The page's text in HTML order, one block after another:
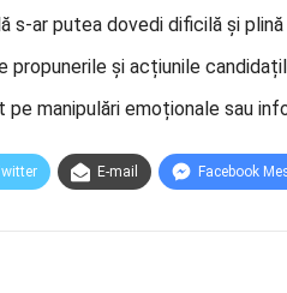
s-ar putea dovedi dificilă și
propunerile și acțiunile
manipulări emoționale sau
E-mail Facebook